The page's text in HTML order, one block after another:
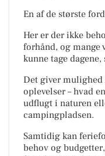
En af de største
Her er der ikke
forhånd, og
kunne tage
Det giver
oplevelser – hvad
udflugt i naturen
campingpladsen.
Samtidig kan
behov og